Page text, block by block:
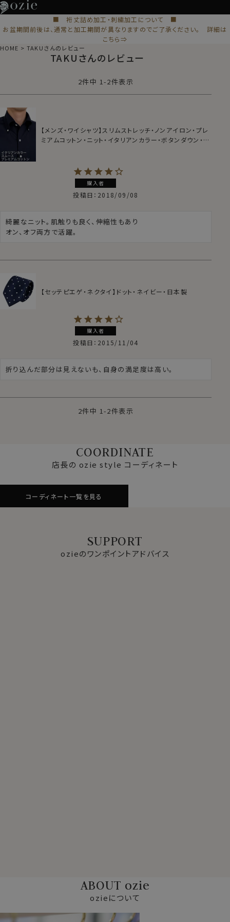
■ 裄丈詰め加工・刺繍加工について ■
お盆期間前後は、通常と加工期間が異なりますのでご了承ください。 詳細は
こちら⇒
HOME TAKUさんのレビュー
TAKUさんのレビュー
2件中 1-2件表示
【メンズ・ワイシャツ】スリムストレッチ・ノンアイロン・プレ
ミアムコットン・ニット・イタリアンカラー・ボタンダウン・第
購入者
投稿日 2018/09/08
綺麗なニット。肌触りも良く、伸縮性もあり
オン、オフ両方で活躍。
【セッテピエゲ・ネクタイ】ドット・ネイビー・日本製
購入者
投稿日 2015/11/04
折り込んだ部分は見えないも、自身の満足度は高い。
2件中 1-2件表示
COORDINATE
店長の ozie style コーディネート
コーディネート一覧を見る
SUPPORT
ozieのワンポイントアドバイス
ABOUT ozie
ozieについて